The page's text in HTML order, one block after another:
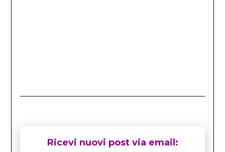
Ricevi nuovi post via email: